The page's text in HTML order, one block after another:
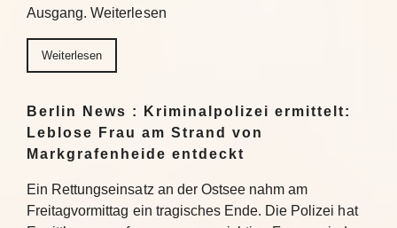
Ausgang. Weiterlesen
Weiterlesen
Berlin News : Kriminalpolizei ermittelt:
Leblose Frau am Strand von
Markgrafenheide entdeckt
Ein Rettungseinsatz an der Ostsee nahm am
Freitagvormittag ein tragisches Ende. Die Polizei hat